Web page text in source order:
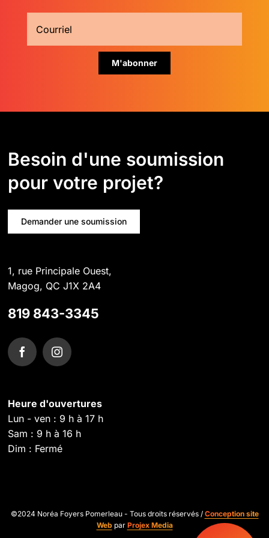
Besoin d'une soumission
pour votre projet?
Demander une soumission
1, rue Principale Ouest,
Magog, QC J1X 2A4
819 843-3345
Heure d'ouvertures
Lun - ven : 9 h à 17 h
Sam : 9 h à 16 h
Dim : Fermé
©2024 Noréa Foyers Pomerleau - Tous droits réservés / Conception site
Web par Projex Media